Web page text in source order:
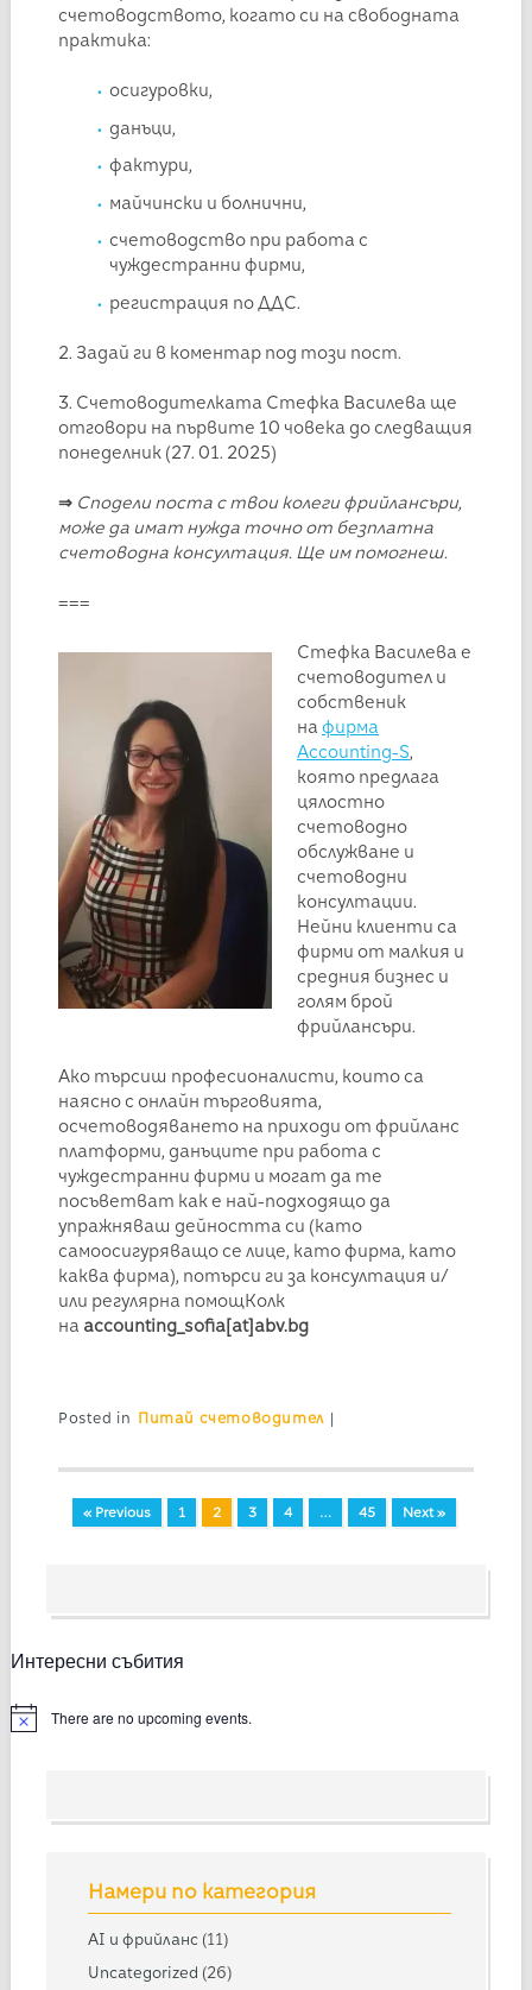
счетоводството, когато си на свободната
практика:
осигуровки,
данъци,
фактури,
майчински и болнични,
счетоводство при работа с
чуждестранни фирми,
регистрация по ДДС.
2. Задай ги в коментар под този пост.
3. Счетоводителката Стефка Василева ще
отговори на първите 10 човека до следващия
понеделник (27. 01. 2025)
⇒ Сподели поста с твои колеги фрийлансъри,
може да имат нужда точно от безплатна
счетоводна консултация. Ще им помогнеш.
===
Стефка Василева е
счетоводител и
собственик
на фирма
Accounting-S,
която предлага
цялостно
счетоводно
обслужване и
счетоводни
консултации.
Нейни клиенти са
фирми от малкия и
средния бизнес и
голям брой
фрийлансъри.
Ако търсиш професионалисти, които са
наясно с онлайн търговията,
осчетоводяването на приходи от фрийланс
платформи, данъците при работа с
чуждестранни фирми и могат да те
посъветват как е най-подходящо да
упражняваш дейността си (като
самоосигуряващо се лице, като фирма, като
каква фирма), потърси ги за консултация и/
или регулярна помощКолк
на accounting_sofia[at]abv.bg
Posted in Питай счетоводител |
« Previous 1 2 3 4 … 45 Next »
Интересни събития
There are no upcoming events.
Намери по категория
AI и фрийланс (11)
Uncategorized (26)